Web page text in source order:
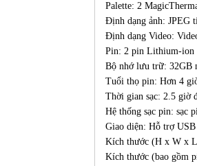
Palette: 2
Định dạng ảnh: JPEG
Định dạng Video:
Pin: 2 pin Lithium-ion
Bộ nhớ lưu trữ: 32GB
Tuổi thọ pin: Hơn 4
Thời gian sạc: 2.5 giờ
Hệ thống sạc pin: sạc
Giao diện: Hỗ trợ
Kích thước (H x W x
Kích thước (bao gồm